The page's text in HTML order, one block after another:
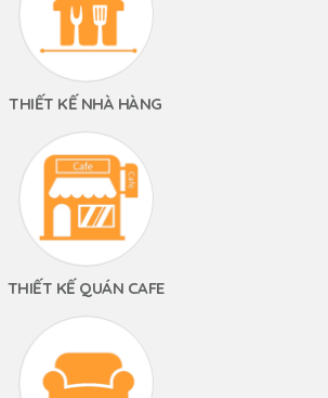
THIẾT KẾ NHÀ HÀNG
THIẾT KẾ QUÁN CAFE